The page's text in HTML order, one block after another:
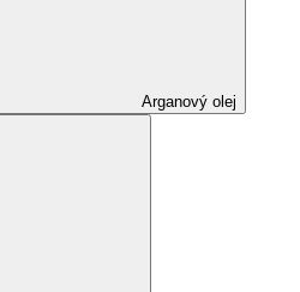
Arganový olej